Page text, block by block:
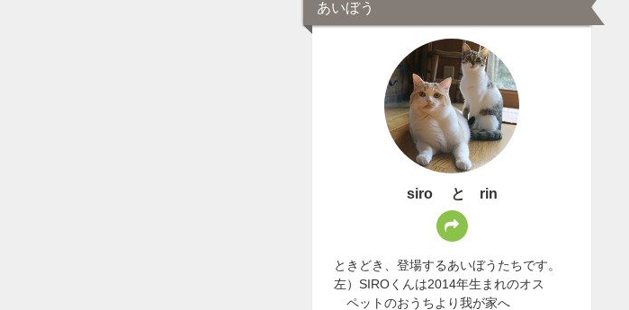
あいぼう
siro と rin
ときどき、登場するあいぼうたちです。
左）SIROくんは2014年生まれのオス
ペットのおうちより我が家へ